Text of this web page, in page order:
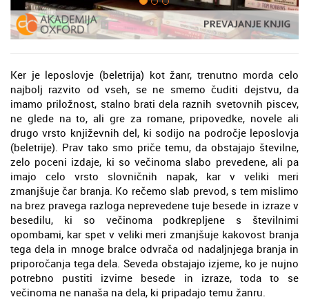
Ker je leposlovje (beletrija) kot žanr, trenutno morda celo
najbolj razvito od vseh, se ne smemo čuditi dejstvu, da
imamo priložnost, stalno brati dela raznih svetovnih piscev,
ne glede na to, ali gre za romane, pripovedke, novele ali
drugo vrsto književnih del, ki sodijo na področje leposlovja
(beletrije). Prav tako smo priče temu, da obstajajo številne,
zelo poceni izdaje, ki so večinoma slabo prevedene, ali pa
imajo celo vrsto slovničnih napak, kar v veliki meri
zmanjšuje čar branja. Ko rečemo slab prevod, s tem mislimo
na brez pravega razloga neprevedene tuje besede in izraze v
besedilu, ki so večinoma podkrepljene s številnimi
opombami, kar spet v veliki meri zmanjšuje kakovost branja
tega dela in mnoge bralce odvrača od nadaljnjega branja in
priporočanja tega dela. Seveda obstajajo izjeme, ko je nujno
potrebno pustiti izvirne besede in izraze, toda to se
večinoma ne nanaša na dela, ki pripadajo temu žanru.